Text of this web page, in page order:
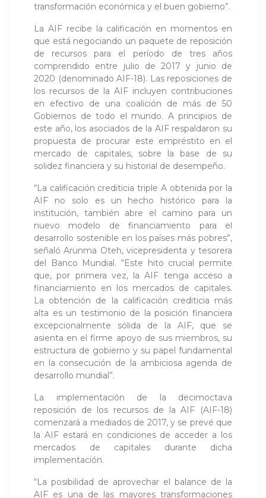
transformación económica y el buen gobierno”.
La AIF recibe la calificación en momentos en
que está negociando un paquete de reposición
de recursos para el período de tres años
comprendido entre julio de 2017 y junio de
2020 (denominado AIF-18). Las reposiciones de
los recursos de la AIF incluyen contribuciones
en efectivo de una coalición de más de 50
Gobiernos de todo el mundo. A principios de
este año, los asociados de la AIF respaldaron su
propuesta de procurar este empréstito en el
mercado de capitales, sobre la base de su
solidez financiera y su historial de desempeño.
“La calificación crediticia triple A obtenida por la
AIF no solo es un hecho histórico para la
institución, también abre el camino para un
nuevo modelo de financiamiento para el
desarrollo sostenible en los países más pobres”,
señaló Arunma Oteh, vicepresidenta y tesorera
del Banco Mundial. “Este hito crucial permite
que, por primera vez, la AIF tenga acceso a
financiamiento en los mercados de capitales.
La obtención de la calificación crediticia más
alta es un testimonio de la posición financiera
excepcionalmente sólida de la AIF, que se
asienta en el firme apoyo de sus miembros, su
estructura de gobierno y su papel fundamental
en la consecución de la ambiciosa agenda de
desarrollo mundial”.
La implementación de la decimoctava
reposición de los recursos de la AIF (AIF-18)
comenzará a mediados de 2017, y se prevé que
la AIF estará en condiciones de acceder a los
mercados de capitales durante dicha
implementación.
“La posibilidad de aprovechar el balance de la
AIF es una de las mayores transformaciones